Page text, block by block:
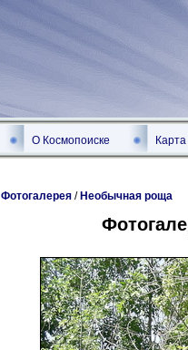
О Космопоиске
Фотогалерея / Необычная роща